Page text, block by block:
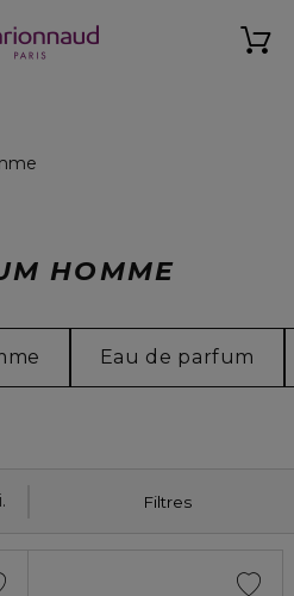
HOMME
Eau de parfum
Filtres